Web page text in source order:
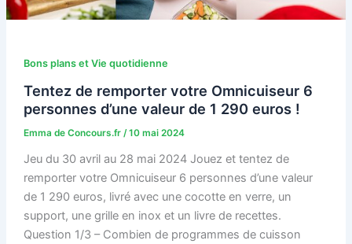
Bons plans et Vie quotidienne
Tentez de remporter votre Omnicuiseur 6
personnes d’une valeur de 1 290 euros !
Emma de Concours.fr /10 mai 2024
Jeu du 30 avril au 28 mai 2024 Jouez et tentez de
remporter votre Omnicuiseur 6 personnes d’une valeur
de 1 290 euros, livré avec une cocotte en verre, un
support, une grille en inox et un livre de recettes.
Question 1/3 – Combien de programmes de cuisson